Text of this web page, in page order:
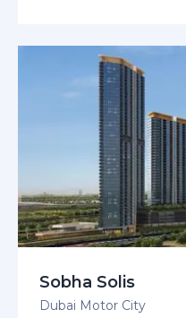
Sobha Solis
Dubai Motor City